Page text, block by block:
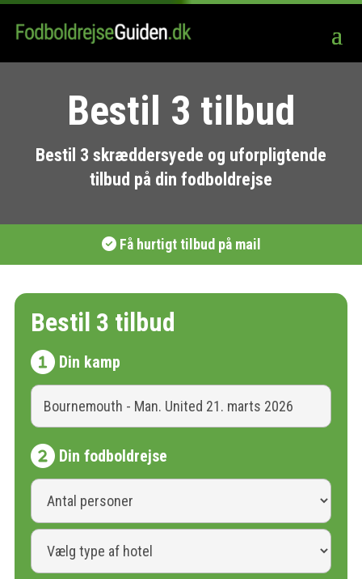
Bestil 3 tilbud
Bestil 3 skræddersyede og uforpligtende
tilbud på din fodboldrejse
Få hurtigt tilbud på mail
Bestil 3 tilbud
Din kamp
Din fodboldrejse